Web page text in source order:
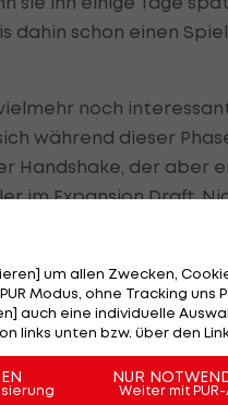
dahin schon einen
noch
während dieser
Handshake, der aber
im Expansion Draft.
können bis zu zehn
unter
um allen Zwecken,
Modus, ohne Tracking
auch eine individuelle
links unten bzw. über den
NUR
Weiter mit